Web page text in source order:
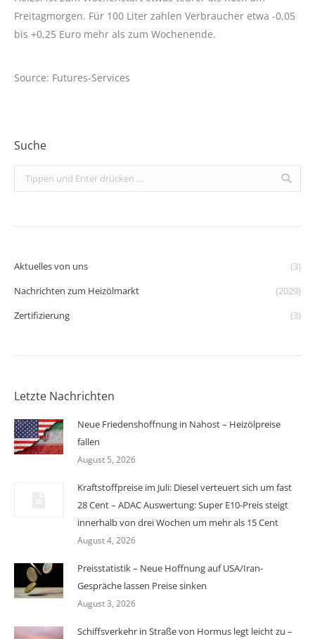
Freitagmorgen. Für 100 Liter zahlen Verbraucher etwa -0,05
bis +0,25 Euro mehr als zum Wochenende.
Source: Futures-Services
Suche
Search:
Aktuelles von uns
(3)
Nachrichten zum Heizölmarkt
(2029)
Zertifizierung
(3)
Letzte Nachrichten
Neue Friedenshoffnung in Nahost – Heizölpreise
fallen
August 5, 2026
Kraftstoffpreise im Juli: Diesel verteuert sich um fast
28 Cent – ADAC Auswertung: Super E10-Preis steigt
innerhalb von drei Wochen um mehr als 15 Cent
August 4, 2026
Preisstatistik – Neue Hoffnung auf USA/Iran-
Gespräche lassen Preise sinken
August 3, 2026
Schiffsverkehr in Straße von Hormus legt leicht zu –